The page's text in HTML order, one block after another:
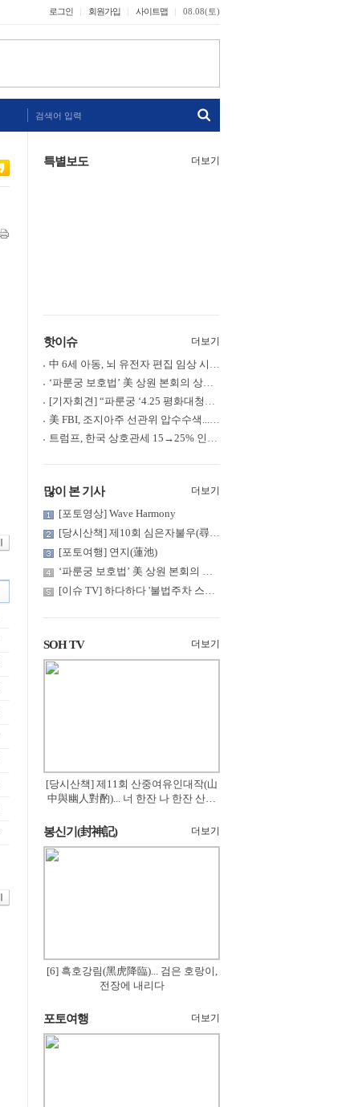
로그인 회원가입 사이트맵 08.08(토)
검색어 입력
특별보도 더보기
핫이슈 더보기
中 6세 아동, 뇌 유전자 편집 임상 시험 중 사망... 의료진 1년간 ....
‘파룬궁 보호법’ 美 상원 본회의 상정... 최종 입법 ‘초읽기’
[기자회견] “파룬궁 ‘4.25 평화대청원’ 기념 & 중공의 션윈 공연 .....
美 FBI, 조지아주 선관위 압수수색... 트럼프 “부정선거 증거 확보....
트럼프, 한국 상호관세 15→25% 인상... “韓 국회 무력합의 미비준”....
많이 본 기사 더보기
[포토영상] Wave Harmony
[당시산책] 제10회 심은자불우(尋隱者不遇)... 깊은 산 구름 속 어....
[포토여행] 연지(蓮池)
‘파룬궁 보호법’ 美 상원 본회의 상정... 최종 입법 ‘초읽기’
[이슈 TV] 하다하다 '불법주차 스티커'까지... 가짜 'QR코드' 주의
SOH TV 더보기
[당시산책] 제11회 산중여유인대작(山
中與幽人對酌)... 너 한잔 나 한잔 산의
봉신기(封神記) 더보기
[6] 흑호강림(黑虎降臨)... 검은 호랑이,
전장에 내리다
포토여행 더보기